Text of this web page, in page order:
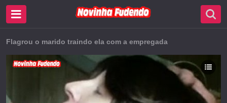
Flagrou o marido traindo ela com a empregada